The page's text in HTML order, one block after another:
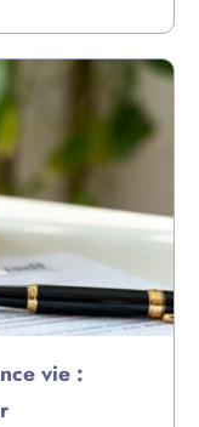
vie :